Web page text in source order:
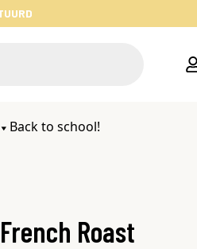
Back to school!
Roast